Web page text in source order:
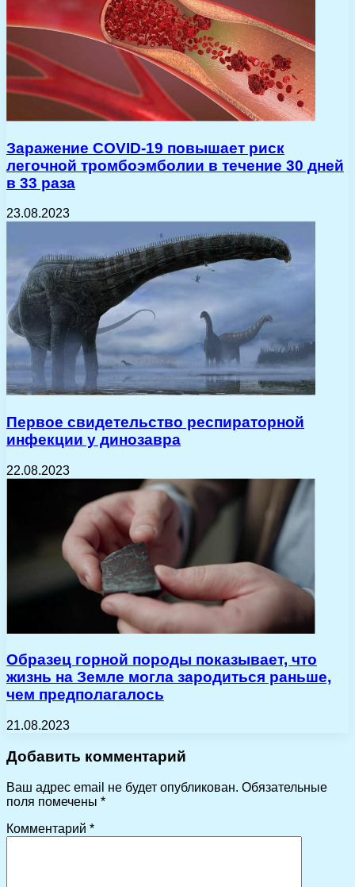
Заражение COVID-19 повышает риск
легочной тромбоэмболии в течение 30 дней
в 33 раза
23.08.2023
Первое свидетельство респираторной
инфекции у динозавра
22.08.2023
Образец горной породы показывает, что
жизнь на Земле могла зародиться раньше,
чем предполагалось
21.08.2023
Добавить комментарий
Ваш адрес email не будет опубликован. Обязательные
поля помечены *
Комментарий *